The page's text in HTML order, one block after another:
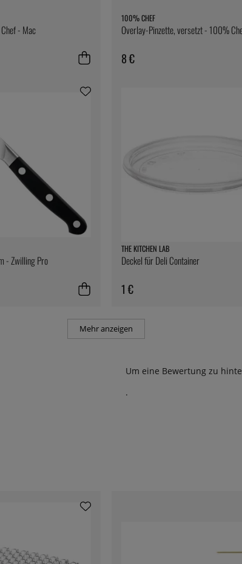
- Mac
100% CHEF
Overlay-Pinzette, versetzt - 100%
8 €
- Zwilling Pro
THE KITCHEN LAB
Deckel für Deli Container
1 €
Mehr anzeigen
Um eine Bewertung zu
.